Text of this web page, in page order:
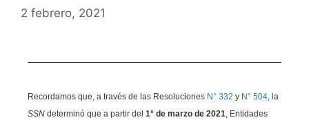
2 febrero, 2021
Recordamos que, a través de las Resoluciones N° 332 y N° 504, la
SSN determinó que a partir del 1° de marzo de 2021, Entidades